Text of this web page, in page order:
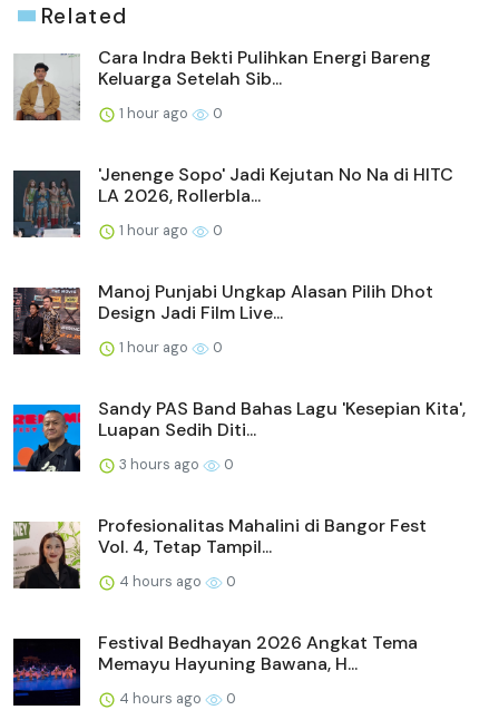
Related
Cara Indra Bekti Pulihkan Energi Bareng
Keluarga Setelah Sib...
1 hour ago 0
'Jenenge Sopo' Jadi Kejutan No Na di HITC
LA 2026, Rollerbla...
1 hour ago 0
Manoj Punjabi Ungkap Alasan Pilih Dhot
Design Jadi Film Live...
1 hour ago 0
Sandy PAS Band Bahas Lagu 'Kesepian Kita',
Luapan Sedih Diti...
3 hours ago 0
Profesionalitas Mahalini di Bangor Fest
Vol. 4, Tetap Tampil...
4 hours ago 0
Festival Bedhayan 2026 Angkat Tema
Memayu Hayuning Bawana, H...
4 hours ago 0